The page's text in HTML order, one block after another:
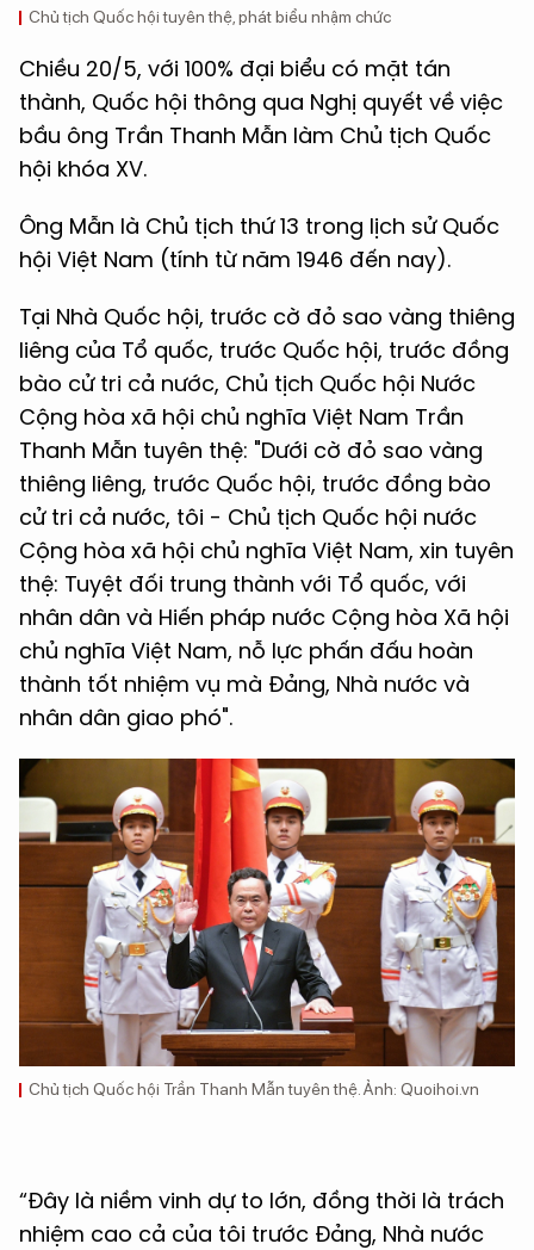
Chủ tịch Quốc hội tuyên thệ, phát biểu nhậm chức
Chiều 20/5, với 100% đại biểu có mặt tán
thành, Quốc hội thông qua Nghị quyết về việc
bầu ông Trần Thanh Mẫn làm Chủ tịch Quốc
hội khóa XV.
Ông Mẫn là Chủ tịch thứ 13 trong lịch sử Quốc
hội Việt Nam (tính từ năm 1946 đến nay).
Tại Nhà Quốc hội, trước cờ đỏ sao vàng thiêng
liêng của Tổ quốc, trước Quốc hội, trước đồng
bào cử tri cả nước, Chủ tịch Quốc hội Nước
Cộng hòa xã hội chủ nghĩa Việt Nam Trần
Thanh Mẫn tuyên thệ: "Dưới cờ đỏ sao vàng
thiêng liêng, trước Quốc hội, trước đồng bào
cử tri cả nước, tôi - Chủ tịch Quốc hội nước
Cộng hòa xã hội chủ nghĩa Việt Nam, xin tuyên
thệ: Tuyệt đối trung thành với Tổ quốc, với
nhân dân và Hiến pháp nước Cộng hòa Xã hội
chủ nghĩa Việt Nam, nỗ lực phấn đấu hoàn
thành tốt nhiệm vụ mà Đảng, Nhà nước và
nhân dân giao phó".
Chủ tịch Quốc hội Trần Thanh Mẫn tuyên thệ. Ảnh: Quoihoi.vn
“Đây là niềm vinh dự to lớn, đồng thời là trách
nhiệm cao cả của tôi trước Đảng, Nhà nước